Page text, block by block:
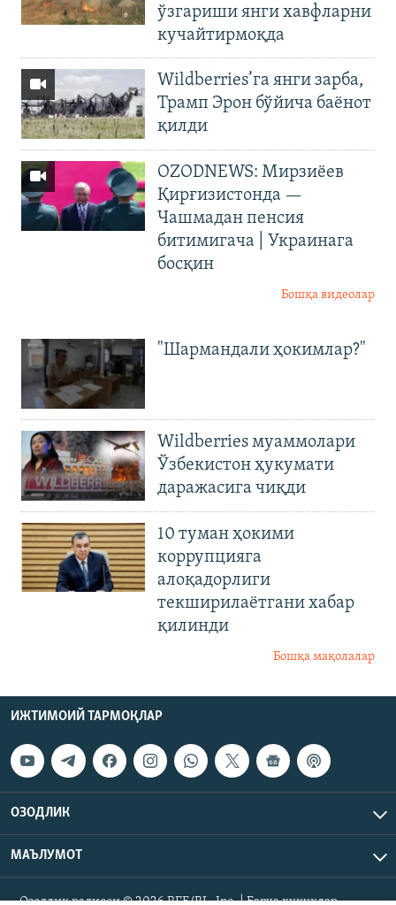
ўзгариши янги хавфларни
кучайтирмоқда
Wildberries’га янги зарба,
Трамп Эрон бўйича баёнот
қилди
OZODNEWS: Мирзиёев
Қирғизистонда —
Чашмадан пенсия
битимигача | Украинага
босқин
Бошқа видеолар
"Шармандали ҳокимлар?"
Wildberries муаммолари
Ўзбекистон ҳукумати
даражасига чиқди
10 туман ҳокими
коррупцияга
алоқадорлиги
текширилаётгани хабар
қилинди
Бошқа мақолалар
ИЖТИМОИЙ ТАРМОҚЛАР
ОЗОДЛИК
МАЪЛУМОТ
Озодлик радиоси © 2026 RFE/RL, Inc. | Барча ҳуқуқлар